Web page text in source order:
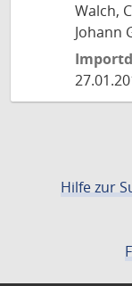
Walch,
Johann
Hilfe zur